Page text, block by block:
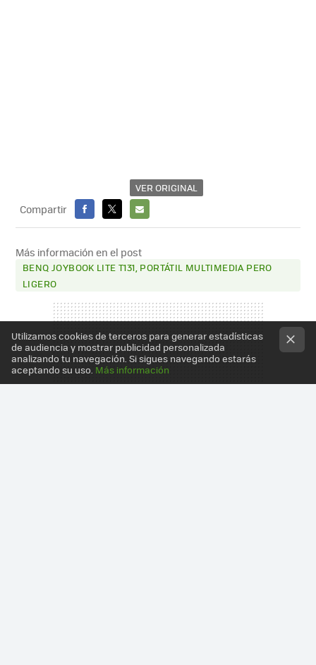
VER ORIGINAL
Compartir
FACEBOOK
X
E-
MAIL
Más información en el post
BENQ JOYBOOK LITE T131, PORTÁTIL MULTIMEDIA PERO
LIGERO
Utilizamos cookies de terceros para generar estadísticas
de audiencia y mostrar publicidad personalizada
analizando tu navegación. Si sigues navegando estarás
aceptando su uso. Más información